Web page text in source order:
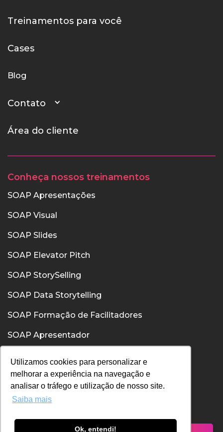
Utilizamos cookies para personalizar e
melhorar a experiência na navegação e
analisar o tráfego e utilização de nosso site.
Saiba mais
Ok, entendi!
Treinamentos para você
Cases
Blog
Contato
Área do cliente
Conheça nossos treinamentos
SOAP Apresentações
SOAP Visual
SOAP Slides
SOAP Elevator Pitch
SOAP StorySelling
SOAP Data Storytelling
SOAP Formação de Facilitadores
SOAP Apresentador
SOAP Comunicação Interpessoal
Política de Privacidade